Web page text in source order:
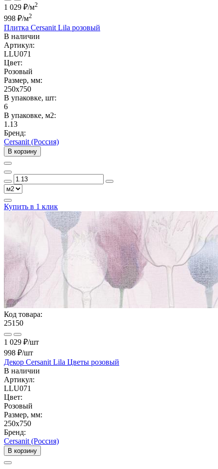
1 029 ₽/м2
998 ₽/м2
Плитка Cersanit Lila розовый
В наличии
Артикул:
LLU071
Цвет:
Розовый
Размер, мм:
250x750
В упаковке, шт:
6
В упаковке, м2:
1.13
Бренд:
Cersanit (Россия)
В корзину
Купить в 1 клик
Код товара:
25150
1 029 ₽/шт
998 ₽/шт
Декор Cersanit Lila Цветы розовый
В наличии
Артикул:
LLU071
Цвет:
Розовый
Размер, мм:
250x750
Бренд:
Cersanit (Россия)
В корзину